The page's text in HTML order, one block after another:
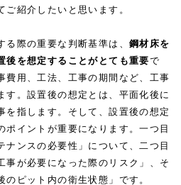
紹介したいと思います。
際の重要な判断基準は、 鋼材床を
後を想定することがとても重要で
費用、工法、工事の期間など、工事
す。設置後の想定とは、平面化後に
を指します。そして、設置後の想定
ポイントが重要になります。一つ目
ナンスの必要性」について、二つ目
事が必要になった際のリスク」、そ
ピット内の衛生状態」です。